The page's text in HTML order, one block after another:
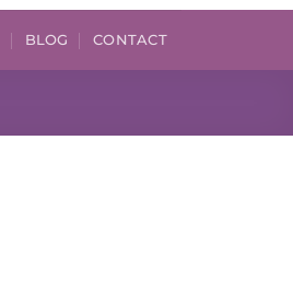
BLOG CONTACT